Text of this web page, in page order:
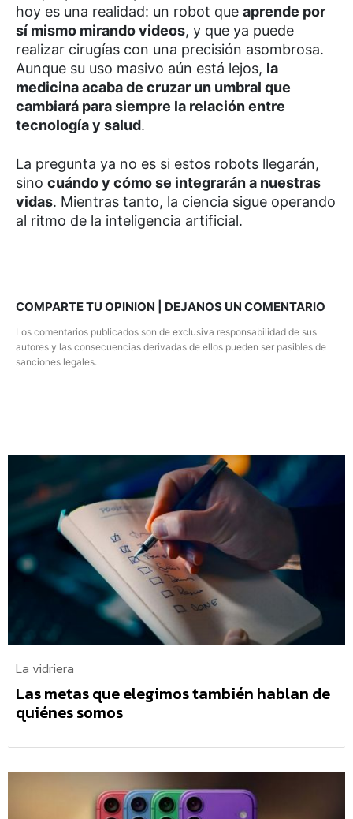
hoy es una realidad: un robot que aprende por
sí mismo mirando videos, y que ya puede
realizar cirugías con una precisión asombrosa.
Aunque su uso masivo aún está lejos, la
medicina acaba de cruzar un umbral que
cambiará para siempre la relación entre
tecnología y salud.
La pregunta ya no es si estos robots llegarán,
sino cuándo y cómo se integrarán a nuestras
vidas. Mientras tanto, la ciencia sigue operando
al ritmo de la inteligencia artificial.
COMPARTE TU OPINION | DEJANOS UN COMENTARIO
Los comentarios publicados son de exclusiva responsabilidad de sus
autores y las consecuencias derivadas de ellos pueden ser pasibles de
sanciones legales.
La vidriera
Las metas que elegimos también hablan de
quiénes somos